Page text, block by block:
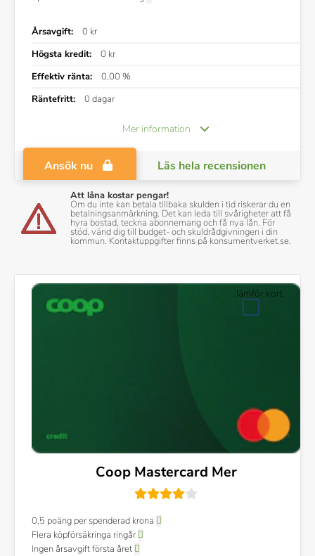
Årsavgift:
0 kr
Högsta kredit:
0 kr
Effektiv ränta:
0,00 %
Räntefritt:
0 dagar
Mer information
Ansök nu Läs hela recensionen
Att låna kostar pengar!
Om du inte kan betala tillbaka skulden i tid riskerar du en
betalningsanmärkning. Det kan leda till svårigheter att få
hyra bostad, teckna abonnemang och få nya lån. För
stöd, vänd dig till budget- och skuldrådgivningen i din
kommun. Kontaktuppgifter finns på konsumentverket.se.
Coop Mastercard Mer
0,5 poäng per spenderad krona
Flera köpförsäkringa ringår
Ingen årsavgift första året
Jämför kort